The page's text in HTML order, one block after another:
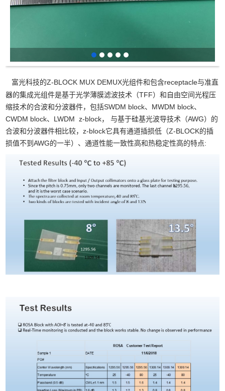
富光科技的Z-BLOCK MUX DEMUX光组件和包含receptacle与准直
器的集成光组件是基于光学薄膜滤波技术（TFF）和自由空间光程压
缩技术的合波和分波器件，包括SWDM block、MWDM block、
CWDM block、LWDM z-block， 与基于硅基光波导技术（AWG）的
合波和分波器件相比较，z-block它具有通道插损低（Z-BLOCK的插
损值不到AWG的一半）、通道性能一致性高和热稳定性高的特点: